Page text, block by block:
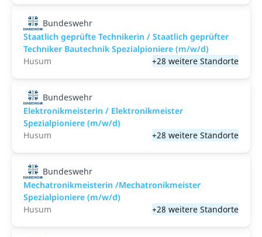
Bundeswehr
Staatlich geprüfte Technikerin / Staatlich geprüfter
Techniker Bautechnik Spezialpioniere (m/w/d)
Husum
+28 weitere Standorte
Bundeswehr
Elektronikmeisterin / Elektronikmeister
Spezialpioniere (m/w/d)
Husum
+28 weitere Standorte
Bundeswehr
Mechatronikmeisterin /Mechatronikmeister
Spezialpioniere (m/w/d)
Husum
+28 weitere Standorte